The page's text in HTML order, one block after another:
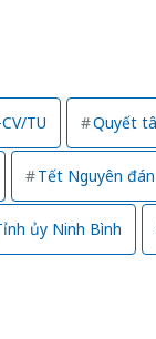
TU Quyết
Tết Nguyên đán
ủy Ninh Bình